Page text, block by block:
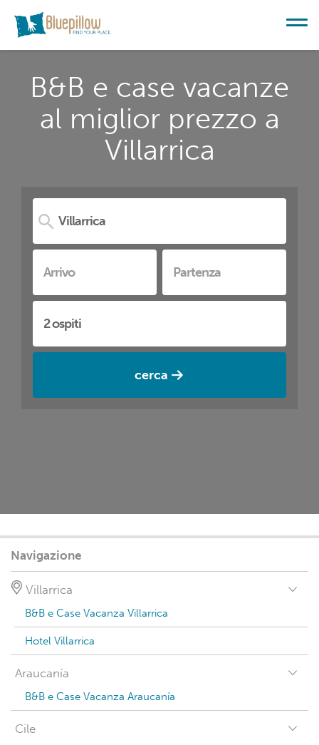
B&B e case vacanze
al miglior prezzo a
Villarrica
cerca
Navigazione
Villarrica
B&B e Case Vacanza Villarrica
Hotel Villarrica
Araucanía
B&B e Case Vacanza Araucanía
Cile